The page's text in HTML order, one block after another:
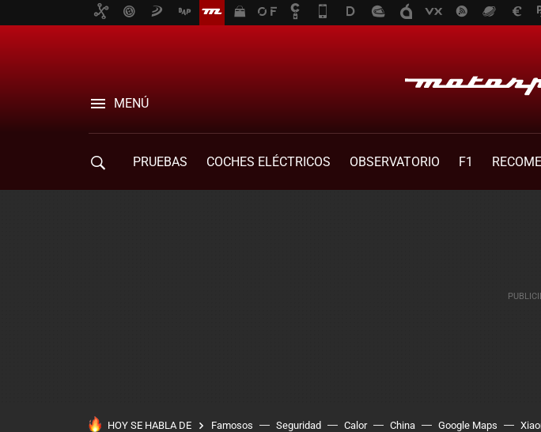
MENÚ
PRUEBAS COCHES ELÉCTRICOS OBSERVATORIO F1
HOY SE HABLA DE Famosos Seguridad Calor China Google Maps